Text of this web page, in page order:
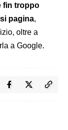
fin troppo
pagina,
oltre a
a Google.